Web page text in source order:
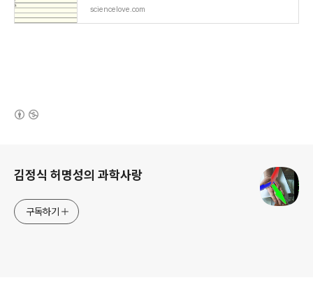
20222)
sciencelove.com
김정식 허명성의 과학사랑
구독하기